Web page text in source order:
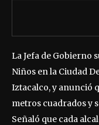
La Jefa de Gobierno
Niños en la Ciudad
Iztacalco, y anunció
metros cuadrados y
Señaló que cada